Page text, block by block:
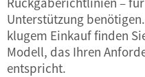
Unterstützung
klugem Einkauf finden
Modell, das Ihren
entspricht.